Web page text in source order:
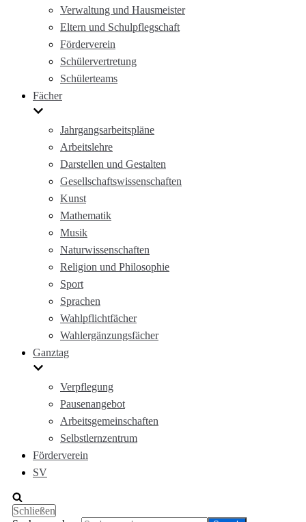
Verwaltung und Hausmeister
Eltern und Schulpflegschaft
Förderverein
Schülervertretung
Schülerteams
Fächer
Jahrgangsarbeitspläne
Arbeitslehre
Darstellen und Gestalten
Gesellschaftswissenschaften
Kunst
Mathematik
Musik
Naturwissenschaften
Religion und Philosophie
Sport
Sprachen
Wahlpflichtfächer
Wahlergänzungsfächer
Ganztag
Verpflegung
Pausenangebot
Arbeitsgemeinschaften
Selbstlernzentrum
Förderverein
SV
Schließen